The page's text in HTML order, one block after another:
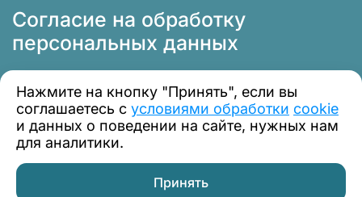
Согласие на обработку
персональных данных
© 2012 — 2026 Профклимат
Нажмите на кнопку "Принять", если вы
соглашаетесь с условиями обработки cookie
и данных о поведении на сайте, нужных нам
для аналитики.
Принять